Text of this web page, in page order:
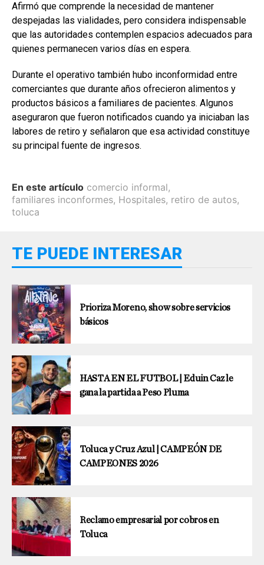
Afirmó que comprende la necesidad de mantener
despejadas las vialidades, pero considera indispensable
que las autoridades contemplen espacios adecuados para
quienes permanecen varios días en espera.
Durante el operativo también hubo inconformidad entre
comerciantes que durante años ofrecieron alimentos y
productos básicos a familiares de pacientes. Algunos
aseguraron que fueron notificados cuando ya iniciaban las
labores de retiro y señalaron que esa actividad constituye
su principal fuente de ingresos.
En este artículo comercio informal,
familiares inconformes, Hospitales, retiro de autos,
toluca
TE PUEDE INTERESAR
Prioriza Moreno, show sobre servicios
básicos
HASTA EN EL FUTBOL | Eduin Caz le
gana la partida a Peso Pluma
Toluca y Cruz Azul | CAMPEÓN DE
CAMPEONES 2026
Reclamo empresarial por cobros en
Toluca